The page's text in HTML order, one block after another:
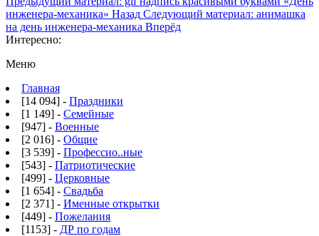
инженера-механика» Назад Следующий материал: анимашка
на день инженера-механика Вперёд
Интересно:
Меню
Главная
[14 094] - Праздники
[1 149] - Семейные
[947] - Военные
[2 016] - Общие
[3 539] - Профессио..ные
[543] - Патриотические
[499] - Церковные
[1 654] - Свадьба
[2 371] - Именные открытки
[449] - Пожелания
[1153] - ДР по годам